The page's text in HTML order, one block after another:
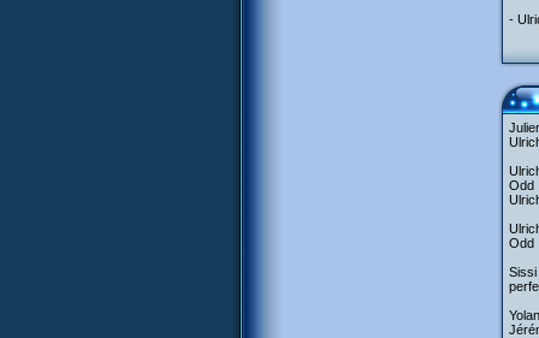
-
Odd
Odd
Sissi